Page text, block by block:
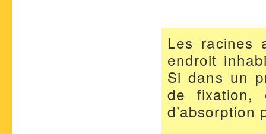
Les racines
endroit
Si dans un
de fixation,
d’absorption